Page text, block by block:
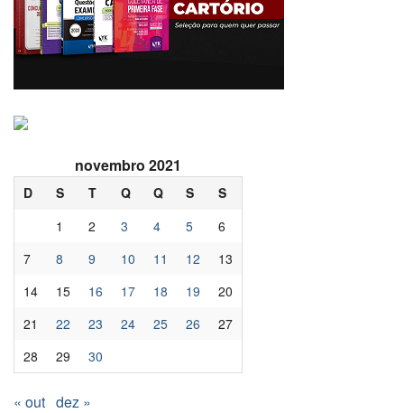
novembro 2021
D S T Q Q S
S
1
2 3 4 5
6
7
8 9 10 11 12
13
14
15 16 17 18 19
20
21
22 23 24 25 26
27
28
29 30
« out dez »